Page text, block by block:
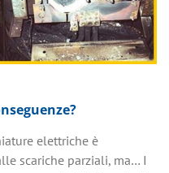
elettriche è
scariche parziali, ma… I